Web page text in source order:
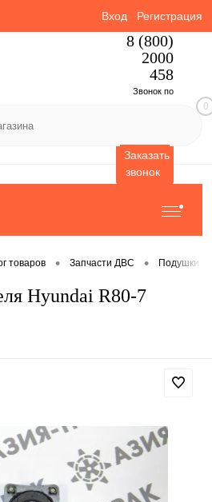
Вход Регистрация
8 (800)
2000
458
Звонок по
Заказать
звонок
0
товаров • Запчасти ДВС • Подушки
Hyundai R80-7